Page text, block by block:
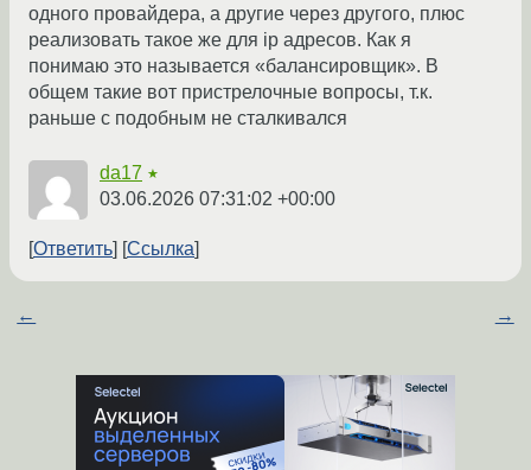
одного провайдера, а другие через другого, плюс
реализовать такое же для ip адресов. Как я
понимаю это называется «балансировщик». В
общем такие вот пристрелочные вопросы, т.к.
раньше с подобным не сталкивался
da17 ★
03.06.2026 07:31:02 +00:00
Ответить Ссылка
← →